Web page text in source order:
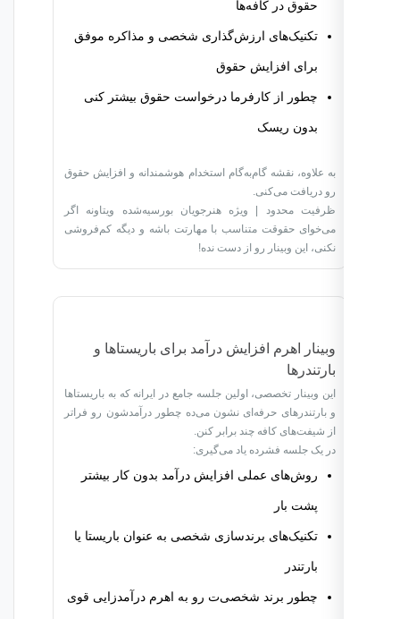
حقوق در کافه‌ها
تکنیک‌های ارزش‌گذاری شخصی و مذاکره موفق
برای افزایش حقوق
چطور از کارفرما درخواست حقوق بیشتر کنی
بدون ریسک
به علاوه، نقشه گام‌به‌گام استخدام هوشمندانه و افزایش حقوق
رو دریافت می‌کنی.
ظرفیت محدود | ویژه هنرجویان بورسیه‌شده ویتاونه اگر
می‌خوای حقوقت متناسب با مهارتت باشه و دیگه کم‌فروشی
نکنی، این وبینار رو از دست نده!
وبینار اهرم افزایش درآمد برای باریستاها و
این وبینار تخصصی، اولین جلسه جامع در ایرانه که به باریستاها
و بارتندرهای حرفه‌ای نشون می‌ده چطور درآمدشون رو فراتر
از شیفت‌های کافه چند برابر کنن.
در یک جلسه فشرده یاد می‌گیری:
روش‌های عملی افزایش درآمد بدون کار بیشتر
تکنیک‌های برندسازی شخصی به عنوان باریستا یا
چطور برند شخصی‌ت رو به اهرم درآمدزایی قوی